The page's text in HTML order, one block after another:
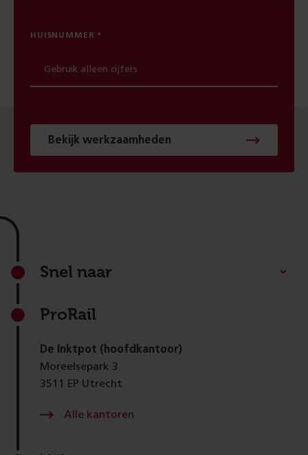
HUISNUMMER
Bekijk werkzaamheden
Footer
Snel naar
ProRail
De Inktpot (hoofdkantoor)
Moreelsepark 3
3511 EP Utrecht
Alle kantoren